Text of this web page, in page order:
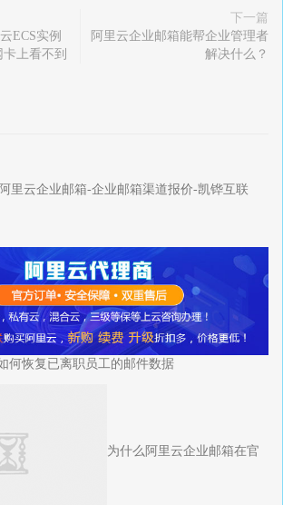
ECS实例
上看不到
下一篇
阿里云企业邮箱能帮企业管理者
解决什么？
阿里云企业邮箱-企业邮箱渠道报价-凯铧互联
何恢复已离职员工的邮件数据
为什么阿里云企业邮箱在官